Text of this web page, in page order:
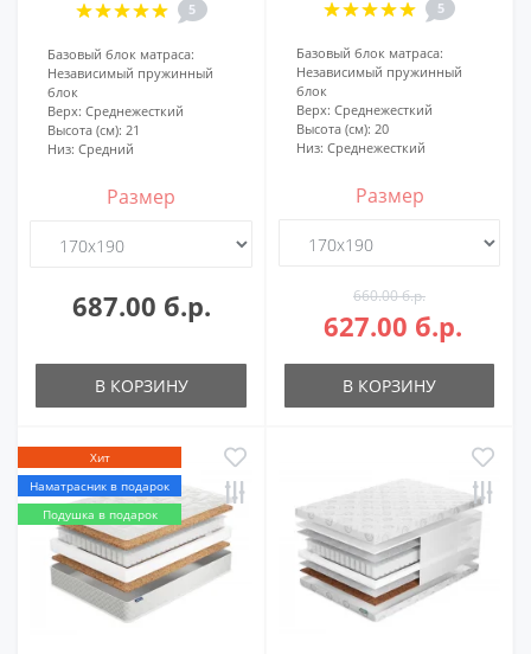
5
Базовый блок матраса:
Независимый пружинный
блок
Верх: Среднежесткий
Высота (см): 21
Низ: Средний
Размер
687.00 б.р.
В КОРЗИНУ
5
Базовый блок матраса:
Независимый пружинный
блок
Верх: Среднежесткий
Высота (см): 20
Низ: Среднежесткий
Размер
660.00 б.р.
627.00 б.р.
В КОРЗИНУ
Хит
Наматрасник в подарок
Подушка в подарок